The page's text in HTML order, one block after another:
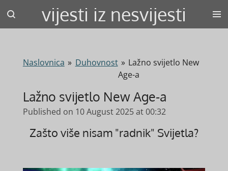
Skip
vijesti iz nesvijesti
Naslovnica » Duhovnost » Lažno svijetlo New
Age-a
Lažno svijetlo New Age-a
Published on 10 August 2025 at 00:32
Zašto više nisam "radnik" Svijetla?